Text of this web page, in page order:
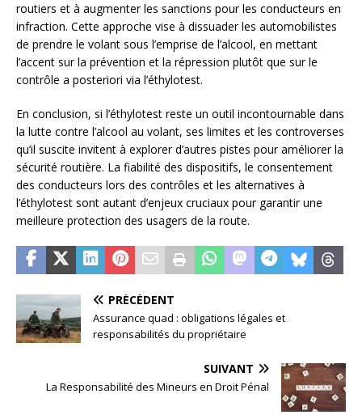
routiers et à augmenter les sanctions pour les conducteurs en
infraction. Cette approche vise à dissuader les automobilistes
de prendre le volant sous l’emprise de l’alcool, en mettant
l’accent sur la prévention et la répression plutôt que sur le
contrôle a posteriori via l’éthylotest.
En conclusion, si l’éthylotest reste un outil incontournable dans
la lutte contre l’alcool au volant, ses limites et les controverses
qu’il suscite invitent à explorer d’autres pistes pour améliorer la
sécurité routière. La fiabilité des dispositifs, le consentement
des conducteurs lors des contrôles et les alternatives à
l’éthylotest sont autant d’enjeux cruciaux pour garantir une
meilleure protection des usagers de la route.
PRÉCÉDENT
Assurance quad : obligations légales et
responsabilités du propriétaire
SUIVANT
La Responsabilité des Mineurs en Droit Pénal